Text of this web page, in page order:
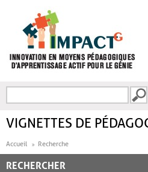
FORMULAIRE DE
VIGNETTES DE
Accueil Recherche
RECHERCHER